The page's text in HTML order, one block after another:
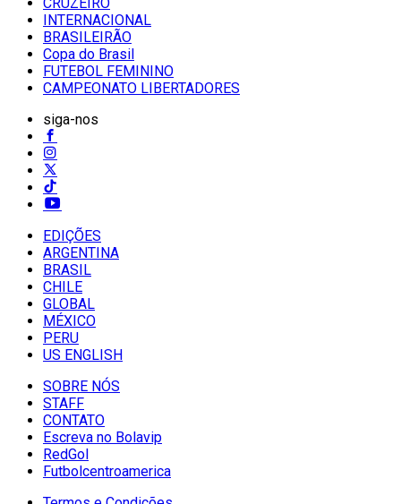
INTERNACIONAL
BRASILEIRÃO
Copa do Brasil
FUTEBOL FEMININO
CAMPEONATO LIBERTADORES
siga-nos
EDIÇÕES
ARGENTINA
BRASIL
CHILE
GLOBAL
MÉXICO
PERU
US ENGLISH
SOBRE NÓS
STAFF
CONTATO
Escreva no Bolavip
RedGol
Futbolcentroamerica